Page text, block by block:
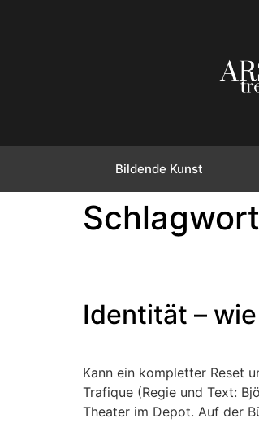
Bildende Kunst
Identität –
Kann ein kompletter Reset
Trafique (Regie und Text:
Theater im Depot. Auf der